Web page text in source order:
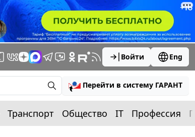
Войти Eng
Перейти в систему ГАРАНТ
Транспорт Общество IT Профессия